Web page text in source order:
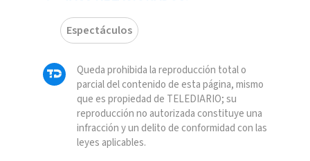
Espectáculos
Queda prohibida la reproducción total o
parcial del contenido de esta página, mismo
que es propiedad de TELEDIARIO; su
reproducción no autorizada constituye una
infracción y un delito de conformidad con las
leyes aplicables.